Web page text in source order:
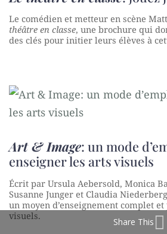
Le comédien et metteur en scène
théâtre en classe, une brochure qui
des clés pour initier leurs élèves à
Art & Image: un mode
enseigner les arts visuels
Écrit par Ursula Aebersold, Monica
Susanne Junger et Claudia
un moyen d’enseignement complet
visuels.
Share This